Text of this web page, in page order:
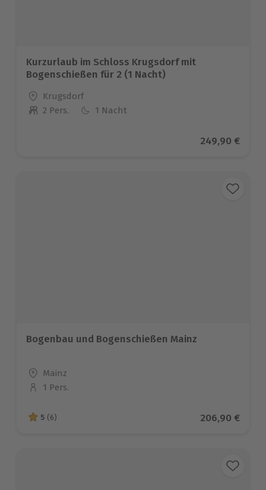
Kurzurlaub im Schloss Krugsdorf mit
Bogenschießen für 2 (1 Nacht)
Standort
Krugsdorf
Anzahl der Teilnehmer
2 Pers. 1 Nacht
Aktueller
249,90 €
Bogenbau und Bogenschießen Mainz
Standort
Mainz
Anzahl der Teilnehmer
1 Pers.
5 von 5 Sternen basierend auf 6 Bewertungen
5 (6) Aktueller
206,90 €